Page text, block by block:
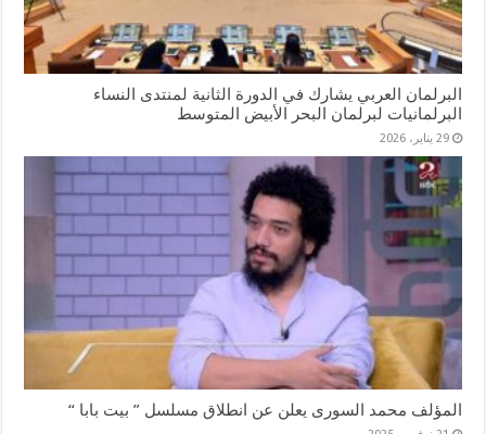
البرلمان العربي يشارك في الدورة الثانية لمنتدى النساء
البرلمانيات لبرلمان البحر الأبيض المتوسط
29 يناير، 2026
المؤلف محمد السورى يعلن عن انطلاق مسلسل ” بيت بابا “